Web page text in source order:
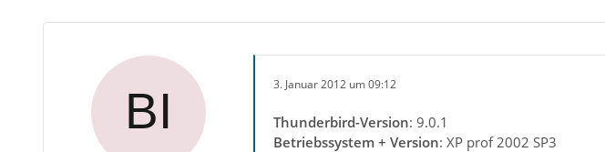
3. Januar 2012 um 09:12
Thunderbird-Version: 9.0.1
Betriebssystem + Version: XP prof 2002 SP3